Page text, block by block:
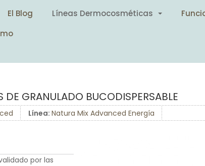
El Blog Líneas Dermocosméticas
GRANULADO BUCODISPERSABLE
Línea: Natura Mix Advanced Energía
por las